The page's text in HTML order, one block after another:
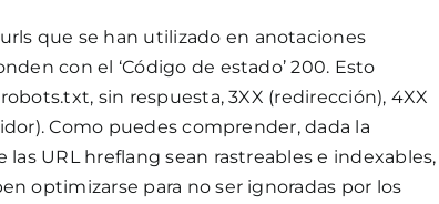
que se han utilizado en anotaciones
con el ‘Código de estado’ 200. Esto
sin respuesta, 3XX (redirección), 4XX
Como puedes comprender, dada la
URL hreflang sean rastreables e indexables,
optimizarse para no ser ignoradas por los